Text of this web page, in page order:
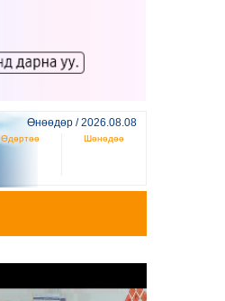
Өнөөдөр / 2026.08.08
Өдөртөө Шөнөдөө